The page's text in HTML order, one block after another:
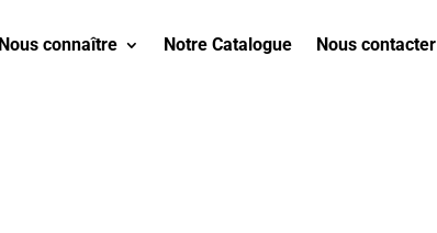
Nous connaître Notre Catalogue Nous contacter